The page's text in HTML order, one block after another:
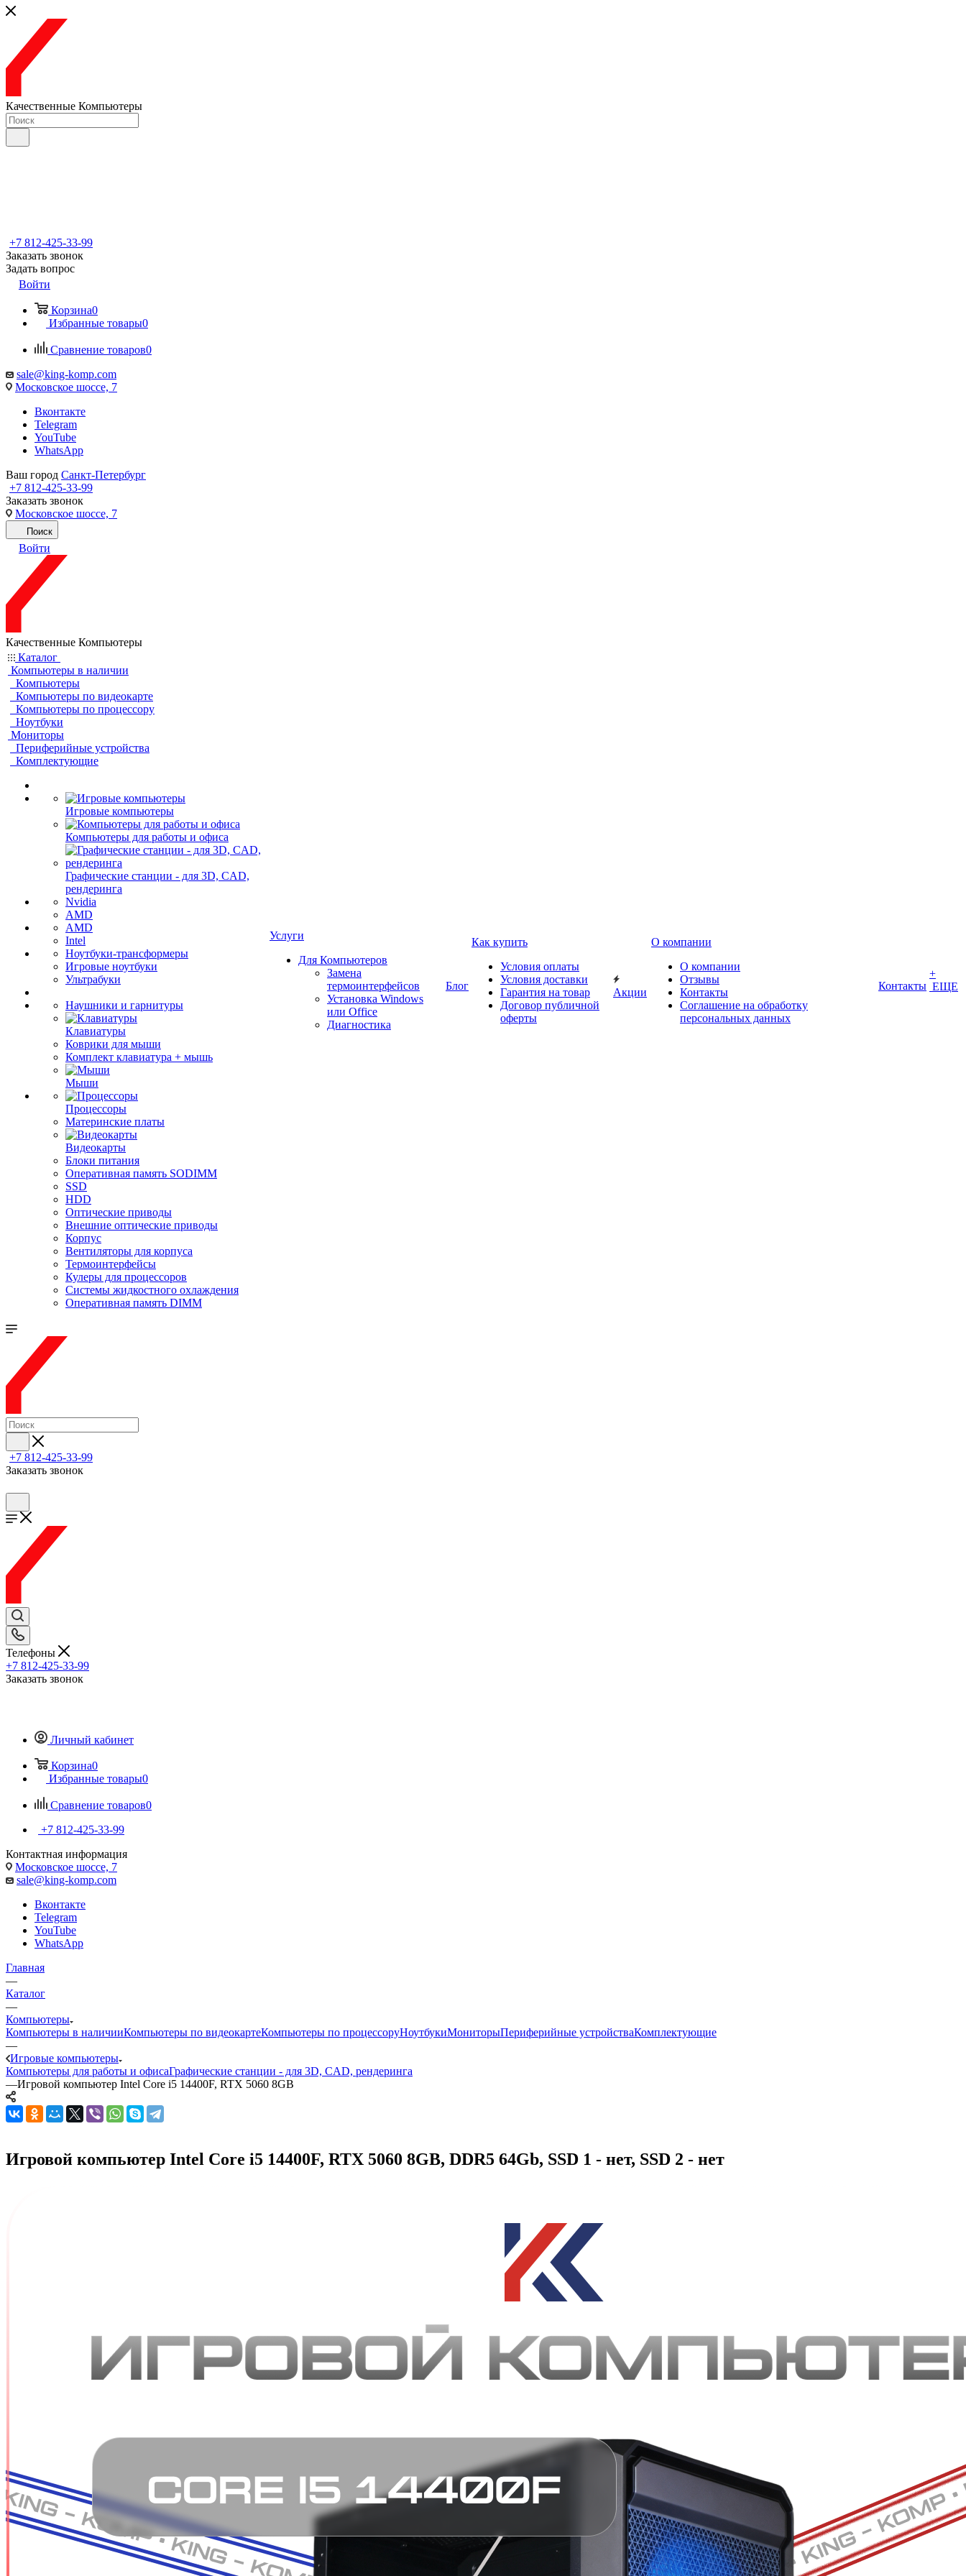
Качественные Компьютеры
+7 812-425-33-99
Заказать звонок
Задать вопрос
Войти
Корзина0
Избранные товары0
Сравнение товаров0
sale@king-komp.com
Московское шоссе, 7
Вконтакте
Telegram
YouTube
WhatsApp
Ваш город Санкт-Петербург
+7 812-425-33-99
Заказать звонок
Московское шоссе, 7
Поиск
Войти
Качественные Компьютеры
Каталог
Компьютеры в наличии
Компьютеры
Компьютеры по видеокарте
Компьютеры по процессору
Ноутбуки
Мониторы
Периферийные устройства
Комплектующие
Игровые компьютеры
Компьютеры для работы и офиса
Графические станции - для 3D, CAD,
рендеринга
Nvidia
AMD
AMD
Intel
Ноутбуки-трансформеры
Игровые ноутбуки
Ультрабуки
Наушники и гарнитуры
Клавиатуры
Коврики для мыши
Комплект клавиатура + мышь
Мыши
Процессоры
Материнские платы
Видеокарты
Блоки питания
Оперативная память SODIMM
SSD
HDD
Оптические приводы
Внешние оптические приводы
Корпус
Вентиляторы для корпуса
Термоинтерфейсы
Кулеры для процессоров
Системы жидкостного охлаждения
Оперативная память DIMM
Услуги
Для Компьютеров
Замена
термоинтерфейсов
Установка Windows
или Office
Диагностика
Блог
Как купить
Условия оплаты
Условия доставки
Гарантия на товар
Договор публичной
оферты
Акции
О компании
О компании
Отзывы
Контакты
Соглашение на обработку
персональных данных
Контакты
+
ЕЩЕ
+7 812-425-33-99
Заказать звонок
Телефоны
+7 812-425-33-99
Заказать звонок
Личный кабинет
Корзина0
Избранные товары0
Сравнение товаров0
+7 812-425-33-99
Контактная информация
Московское шоссе, 7
sale@king-komp.com
Вконтакте
Telegram
YouTube
WhatsApp
Главная
—
Каталог
—
Компьютеры
Компьютеры в наличииКомпьютеры по видеокартеКомпьютеры по процессоруНоутбукиМониторыПериферийные устройстваКомплектующие
—
Игровые компьютеры
Компьютеры для работы и офисаГрафические станции - для 3D, CAD, рендеринга
—Игровой компьютер Intel Core i5 14400F, RTX 5060 8GB
Игровой компьютер Intel Core i5 14400F, RTX 5060 8GB, DDR5 64Gb, SSD 1 - нет, SSD 2 - нет